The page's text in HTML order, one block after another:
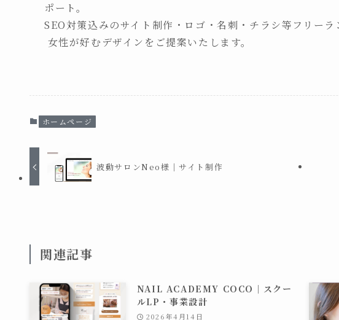
ポート。
SEO対策込みのサイト制作・ロゴ・名刺・チラシ等フリーラ
女性が好むデザインをご提案いたします。
ホームページ
波動サロンNeo様｜サイト制作
関連記事
NAIL ACADEMY COCO｜スクー
ルLP・事業設計
2026年4月14日